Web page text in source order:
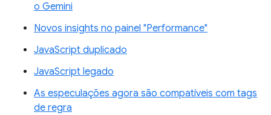
o Gemini
Novos insights no painel "Performance"
JavaScript duplicado
JavaScript legado
As especulações agora são compatíveis com tags
de regra